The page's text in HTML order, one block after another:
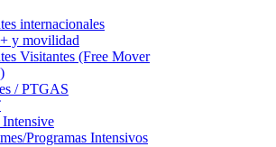
internacionales
y movilidad
Visitantes (Free Mover
/ PTGAS
Programas Intensivos